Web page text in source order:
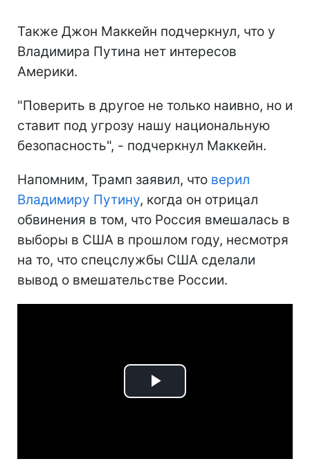
Также Джон Маккейн подчеркнул, что у
Владимира Путина нет интересов
Америки.
"Поверить в другое не только наивно, но и
ставит под угрозу нашу национальную
безопасность", - подчеркнул Маккейн.
Напомним, Трамп заявил, что верил
Владимиру Путину, когда он отрицал
обвинения в том, что Россия вмешалась в
выборы в США в прошлом году, несмотря
на то, что спецслужбы США сделали
вывод о вмешательстве России.
Play